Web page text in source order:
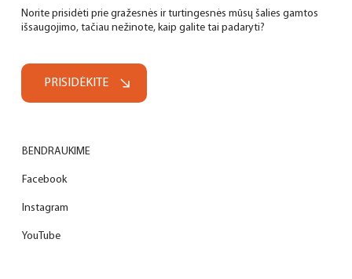
BENDRAUKIME
Facebook
Instagram
YouTube
Norite prisidėti prie gražesnės ir turtingesnės mūsų šalies gamtos
išsaugojimo, tačiau nežinote, kaip galite tai padaryti?
PRISIDĖKITE